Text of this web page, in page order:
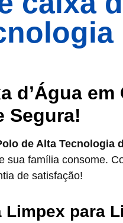
d’Água
Segura!
de Alta Tecnologia
sua família consome.
de satisfação!
para